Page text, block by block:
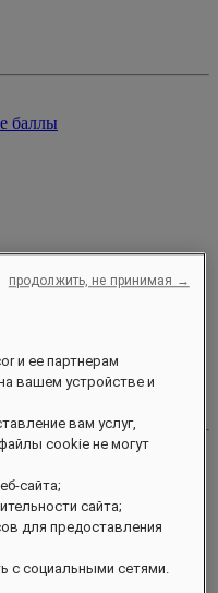
баллы
и ее партнерам
вашем устройстве и
вам услуг,
cookie не могут
сайта;
сайта;
для предоставления
с социальными сетями.
продолжить, не принимая →